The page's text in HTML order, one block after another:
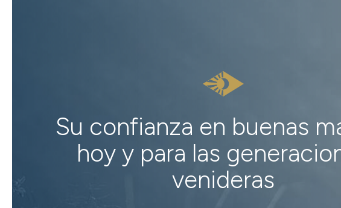
Su confianza en buenas
hoy y para las
venideras